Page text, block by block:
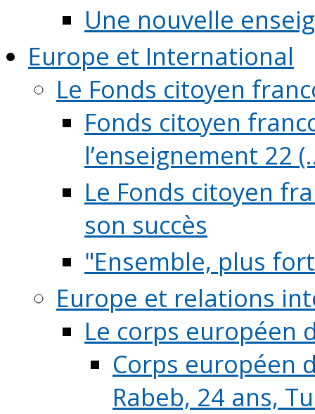
Une nouvelle
Europe et International
Le Fonds citoyen
Fonds citoyen
l’enseignement 22
Le Fonds citoyen
son succès
"Ensemble, plus
Europe et relations
Le corps européen
Corps européen
Rabeb, 24 ans,